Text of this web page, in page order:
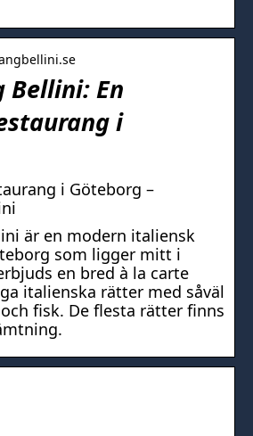
Bellini: En
i
i Göteborg –
är en modern italiensk
som ligger mitt i
en bred à la carte
italienska rätter med såväl
fisk. De flesta rätter finns